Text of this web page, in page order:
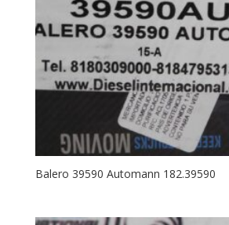
Balero 39590 Automann 182.39590